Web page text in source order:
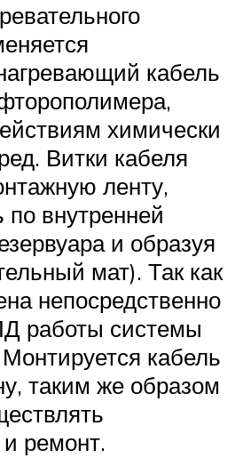
кабель
химически
Витки кабеля
ленту,
по внутренней
и образуя
мат). Так как
непосредственно
работы системы
кабель
таким же образом
ремонт.